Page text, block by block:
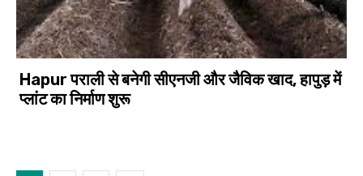
Hapur पराली से बनेगी सीएनजी और जैविक खाद, हापुड़ में
प्लांट का निर्माण शुरू